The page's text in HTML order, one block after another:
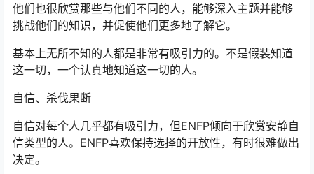
他们也很欣赏那些与他们不同的人，能够深入主题并能够
挑战他们的知识，并促使他们更多地了解它。
基本上无所不知的人都是非常有吸引力的。不是假装知道
这一切，一个认真地知道这一切的人。
自信、杀伐果断
自信对每个人几乎都有吸引力，但ENFP倾向于欣赏安静自
信类型的人。ENFP喜欢保持选择的开放性，有时很难做出
决定。